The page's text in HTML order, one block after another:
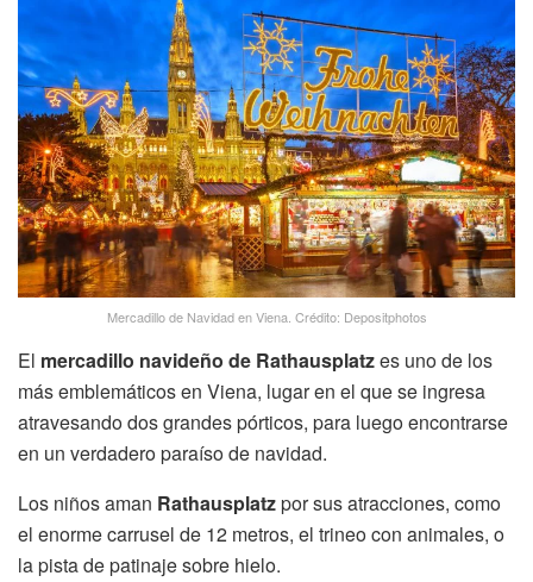
Mercadillo de Navidad en Viena. Crédito: Depositphotos
El mercadillo navideño de Rathausplatzes uno de los
más emblemáticos en Viena, lugar en el que se ingresa
atravesando dos grandes pórticos, para luego encontrarse
en un verdadero paraíso de navidad.
Los niños aman Rathausplatzpor sus atracciones, como
el enorme carrusel de 12 metros, el trineo con animales, o
la pista de patinaje sobre hielo.